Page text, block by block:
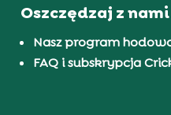
Oszczędzaj z nami
Nasz program
FAQ i subskrypcja